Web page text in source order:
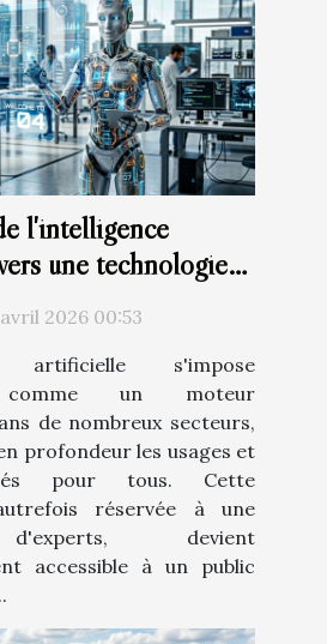
l'intelligence
une technologie
2026 00:53
artificielle s'impose
comme un moteur
de nombreux secteurs,
profondeur les usages et
pour tous. Cette
réservée à une
devient
accessible à un public